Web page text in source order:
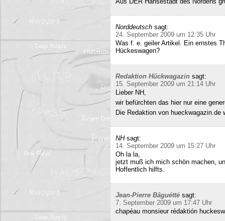
Norddeutsch sagt:
24. September 2009 um 12:35 Uhr
Was f. e. geiler Artikel. Ein ernstes
Hückeswagen?
Redaktion Hückwagazin sagt:
15. September 2009 um 21:14 Uhr
Lieber NH,
wir befürchten das hier nur eine
Die Redaktion von
NH sagt:
14. September 2009 um 15:27 Uhr
Oh la la,
jetzt muß ich mich schön machen,
Hoffentlich hilfts.
Jean-Pierre Bâguétté sagt:
7. September 2009 um 17:47 Uhr
chapéau monsieur rédaktión